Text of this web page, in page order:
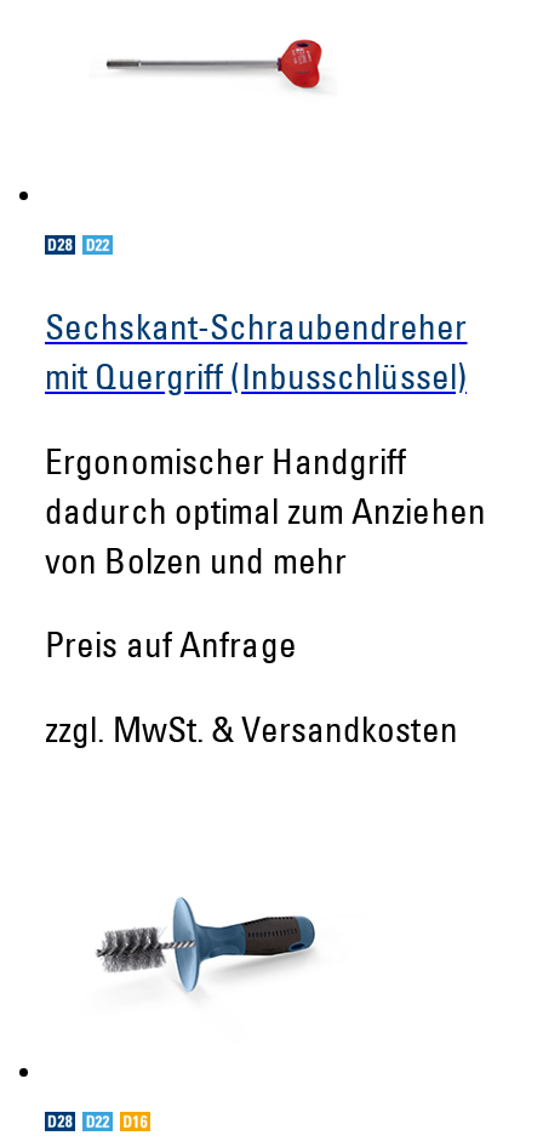
Sechskant-Schraubendreher
mit Quergriff (Inbusschlüssel)
Ergonomischer Handgriff
dadurch optimal zum Anziehen
von Bolzen und mehr
Preis auf Anfrage
zzgl. MwSt. & Versandkosten